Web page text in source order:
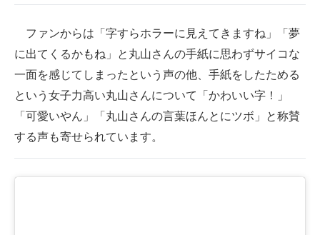
ファンからは「字すらホラーに見えてきますね」「夢
に出てくるかもね」と丸山さんの手紙に思わずサイコな
一面を感じてしまったという声の他、手紙をしたためる
という女子力高い丸山さんについて「かわいい字！」
「可愛いやん」「丸山さんの言葉ほんとにツボ」と称賛
する声も寄せられています。